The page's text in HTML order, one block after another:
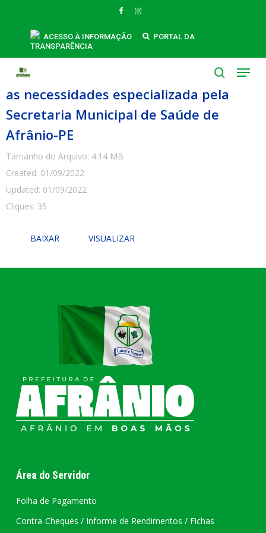
FACEBOOKINSTAGRAM
ACESSO À INFORMAÇÃO
PORTAL DA
TRANSPARÊNCIA
Menu
Contrato 125-2022 - Fornecimento de
vasilhames e água mineral, atendendo
as necessidades especializada pela
Secretaria Municipal de Saúde de
Afrânio-PE
Tamanho do Arquivo: 4.14 MB
Created: 01/09/2022
Updated: 01/09/2022
Cliques: 35
BAIXAR VISUALIZAR
Área do Servidor
Folha de Pagamento
Contra-Cheques / Informe de Rendimentos / Fichas